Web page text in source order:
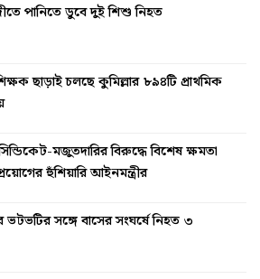
পানিতে ডুবে দুই শিশু নিহত
ছাড়াই চলছে কুমিল্লার ৮৯৪টি প্রাথমিক
মজুতদারির বিরুদ্ধে বিশেষ ক্ষমতা
হুঁশিয়ারি আইনমন্ত্রীর
ভটভটির সঙ্গে বাসের সংঘর্ষে নিহত ৩